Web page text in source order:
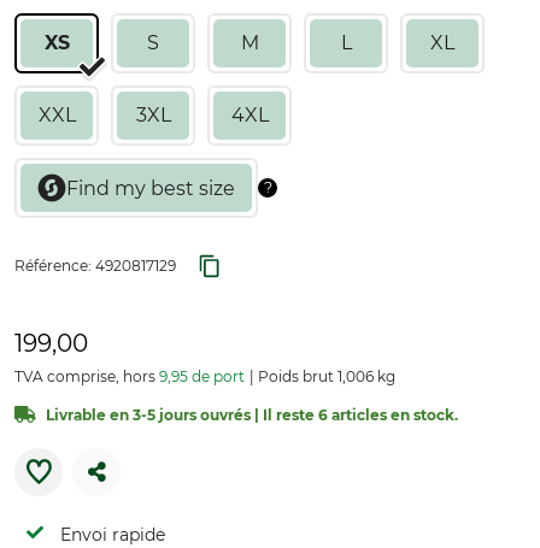
XS S M L XL
XXL 3XL 4XL
Référence: 4920817129
199,00
TVA comprise, hors 9,95 de port Poids brut 1,006 kg
Livrable en 3-5 jours ouvrés | Il reste 6 articles en stock.
Envoi rapide